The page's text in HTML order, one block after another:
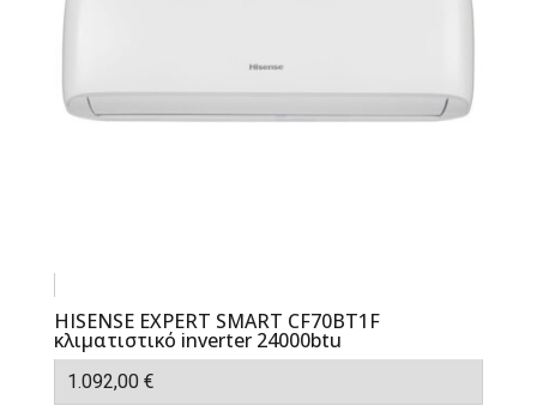
HISENSE EXPERT SMART CF70BT1F
κλιματιστικό inverter 24000btu
1.092,00 €